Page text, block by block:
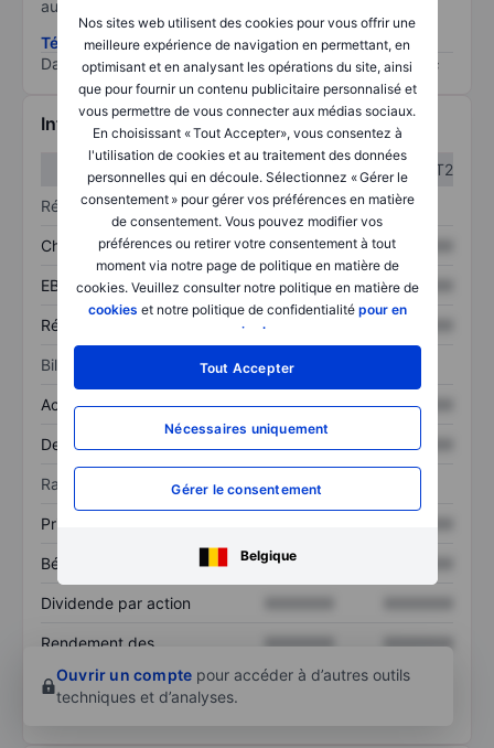
Nos sites web utilisent des cookies pour vous offrir une
meilleure expérience de navigation en permettant, en
optimisant et en analysant les opérations du site, ainsi
que pour fournir un contenu publicitaire personnalisé et
vous permettre de vous connecter aux médias sociaux.
En choisissant « Tout Accepter», vous consentez à
l'utilisation de cookies et au traitement des données
personnelles qui en découle. Sélectionnez « Gérer le
consentement » pour gérer vos préférences en matière
de consentement. Vous pouvez modifier vos
préférences ou retirer votre consentement à tout
moment via notre page de politique en matière de
cookies. Veuillez consulter notre politique en matière de
cookies et notre politique de confidentialité pour en
savoir plus
Tout Accepter
Nécessaires uniquement
Gérer le consentement
Belgique
au risque le plus élevé).
Télécharger la méthodologie ESG (en anglais)
Data provided by
/
Informations financières
T2
Résultats
Chiffre d’affaires XXXXXXX XXXXXXX
EBITDA XXXXXXX XXXXXXX
Résultat net XXXXXXX
Bilan
Actif total XXXXXXX XXXXXXX
Dette totale XXXXXXX
Ratios
Prix / ventes
Bénéfice par action XXXXXXX
Dividende par action
Rendement des
XXXXXXX
XXXXXXX
Ouvrir un compte pour accéder à d’autres outils
techniques et d’analyses.